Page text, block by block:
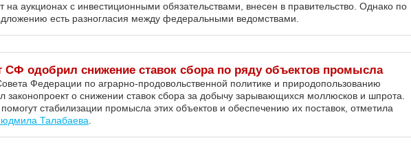
на аукционах с инвестиционными обязательствами, внесен в правительство. Однако по
есть разногласия между федеральными ведомствами.
СФ одобрил снижение ставок сбора по ряду объектов промысла
Федерации по аграрно-продовольственной политике и природопользованию
законопроект о снижении ставок сбора за добычу зарывающихся моллюсков и шпрота.
стабилизации промысла этих объектов и обеспечению их поставок, отметила
Талабаева